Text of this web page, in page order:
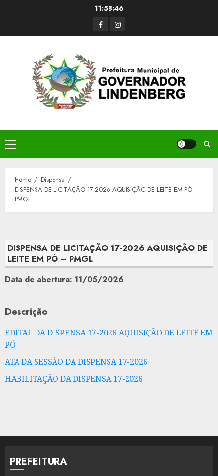
11:58:46
FacerbookInstagram
Primary
Menu
Home
Dispensa
DISPENSA DE LICITAÇÃO 17-2026 AQUISIÇÃO DE LEITE EM PÓ –
PMGL
DISPENSA DE LICITAÇÃO 17-2026 AQUISIÇÃO DE
LEITE EM PÓ – PMGL
Data de abertura: 11/05/2026
Descrição
EDITAL DA DISPENSA 17-2026 AQUISIÇÃO DE LEITE EM
PÓ
ATA DA SESSÃO DA DISPENSA 17-2026
HABILITAÇÃO DA DISPENSA 17-2026
PREFEITURA